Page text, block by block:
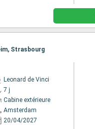
Strasbourg
Leonard de Vinci
7 j
Cabine extérieure
Amsterdam
20/04/2027